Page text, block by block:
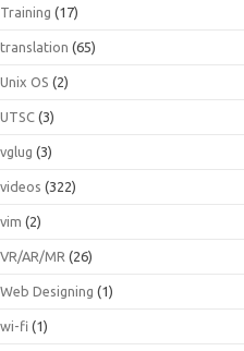
Training (17)
translation (65)
Unix OS (2)
UTSC (3)
vglug (3)
videos (322)
vim (2)
VR/AR/MR (26)
Web Designing (1)
wi-fi (1)